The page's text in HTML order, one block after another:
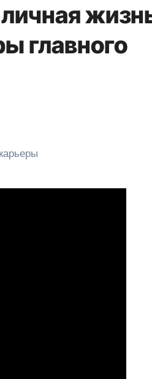
главного